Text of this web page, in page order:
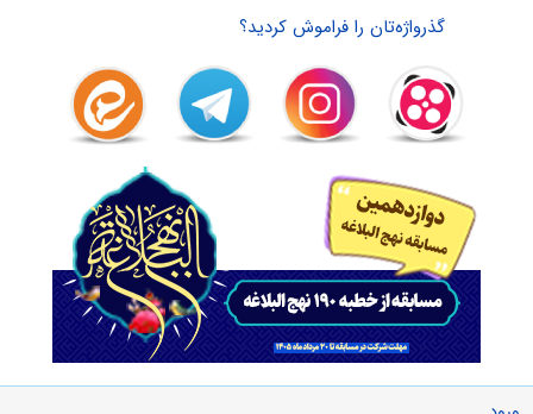
گذرواژه‌تان را فراموش کردید؟